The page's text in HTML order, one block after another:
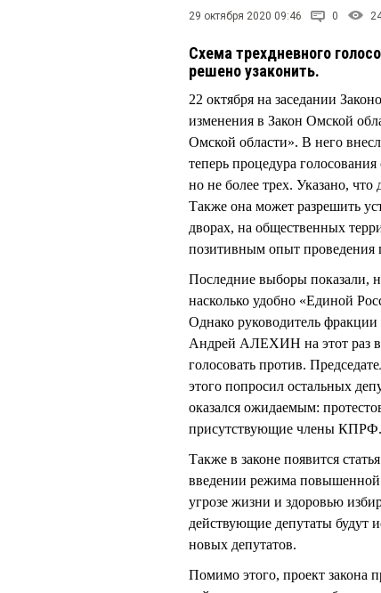
29 октября 2020 09:46 0
Схема трехдневного
решено узаконить.
22 октября на заседании
изменения в Закон Омской
Омской области». В него
теперь процедура
но не более трех. Указано,
Также она может разрешить
дворах, на общественных
позитивным опыт проведения
Последние выборы показали,
насколько удобно «Единой
Однако руководитель
Андрей АЛЕХИН на этот раз
голосовать против.
этого попросил остальных
оказался ожидаемым:
присутствующие члены КПРФ.
Также в законе появится
введении режима повышенной
угрозе жизни и здоровью
действующие депутаты будут
новых депутатов.
Помимо этого, проект закона